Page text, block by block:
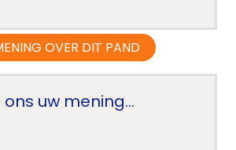
OVER DIT PAND
ons uw mening...